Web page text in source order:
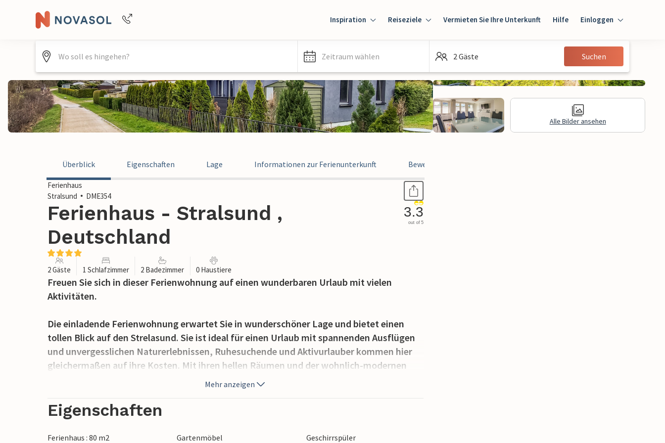
+4940688715475
Inspiration Reiseziele Vermieten Sie Ihre Unterkunft Hilfe Einloggen
Einloggen
Gast
Zeitraum wählen 2 Gäste Suchen
Alle Bilder ansehen
Überblick Eigenschaften Lage Informationen zur Ferienunterkunft Bewertungen
Ferienhaus
Stralsund
DME354
Ferienhaus - Stralsund ,
Deutschland
3.3
out of 5
2 Gäste 1 Schlafzimmer 2 Badezimmer 0 Haustiere
Freuen Sie sich in dieser Ferienwohnung auf einen wunderbaren Urlaub mit vielen
Aktivitäten.
Die einladende Ferienwohnung erwartet Sie in wunderschöner Lage und bietet einen
tollen Blick auf den Strelasund. Sie ist ideal für einen Urlaub mit spannenden Ausflügen
und unvergesslichen Naturerlebnissen, Ruhesuchende und Aktivurlauber kommen hier
gleichermaßen auf ihre Kosten. Mit ihren hellen Räumen und der wohnlich-modernen
Einrichtung bildet die Wohnung den idealen Rahmen für eine erholsame Auszeit. Nach
einem aktiven Tag können Sie es sich auf dem einladenden Sofa bequem machen,
zusammen einen Film ansehen und noch lange gemütlich plaudern. Der erste Kaffee am
Morgen schmeckt im Freien besonders gut. Genießen Sie ein paar Sonnenstrahlen den
herrlichen Blick auf das Wasser auf dem Balkon, während Sie Pläne für den Tag
Mehr anzeigen
Eigenschaften
Ferienhaus : 80 m2 Gartenmöbel
Geschirrspüler